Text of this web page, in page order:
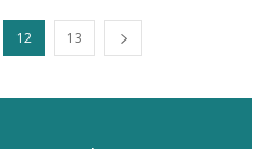
12 13